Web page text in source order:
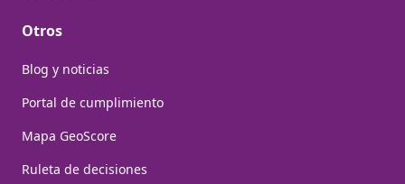
Otros
Blog y noticias
Portal de cumplimiento
Mapa GeoScore
Ruleta de decisiones